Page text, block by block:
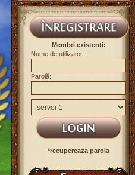
Membri existenti:
Nume de utilizator:
Parolă:
*recupereaza parola